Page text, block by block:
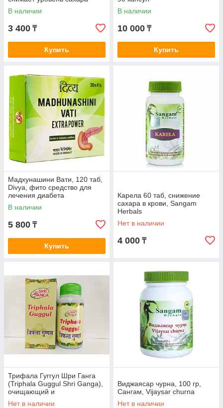
В наличии
3 400 ₸
Купить
В наличии
10 000 ₸
Купить
Мадхунашини Вати, 120 таб,
Divya, фито средство для
лечения диабета
В наличии
5 800 ₸
Купить
Карела 60 таб, снижение
сахара в крови, Sangam
Herbals
Нет в наличии
4 000 ₸
Трифала Гуггул Шри Ганга
(Triphala Guggul Shri Ganga),
очищающий и
омолаживающий эффект.
Нет в наличии
Виджаясар чурна, 100 гр,
Сангам, Vijaysar churna
Нет в наличии